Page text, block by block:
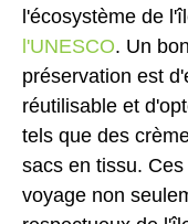
l'écosystème de
l'UNESCO. Un
préservation est
réutilisable et
tels que des
sacs en tissu.
voyage non